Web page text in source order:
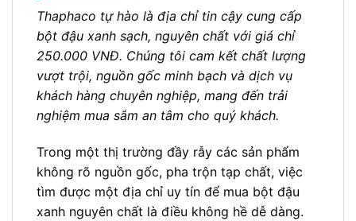
Thaphaco tự hào là địa chỉ tin cậy cung cấp
bột đậu xanh sạch, nguyên chất với giá chỉ
250.000 VNĐ. Chúng tôi cam kết chất lượng
vượt trội, nguồn gốc minh bạch và dịch vụ
khách hàng chuyên nghiệp, mang đến trải
nghiệm mua sắm an tâm cho quý khách.
Trong một thị trường đầy rẫy các sản phẩm
không rõ nguồn gốc, pha trộn tạp chất, việc
tìm được một địa chỉ uy tín để mua bột đậu
xanh nguyên chất là điều không hề dễ dàng.